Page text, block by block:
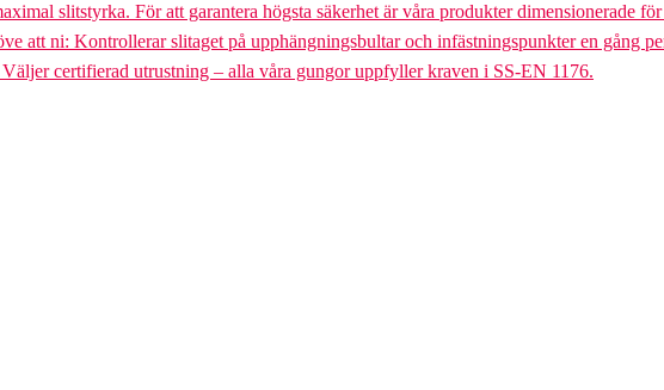
slitstyrka. För att garantera högsta säkerhet är våra produkter dimensionerade
att ni: Kontrollerar slitaget på upphängningsbultar och infästningspunkter en gång
certifierad utrustning – alla våra gungor uppfyller kraven i SS-EN 1176.